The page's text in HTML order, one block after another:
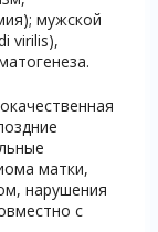
мужской
virilis),
матки,
нарушения
с